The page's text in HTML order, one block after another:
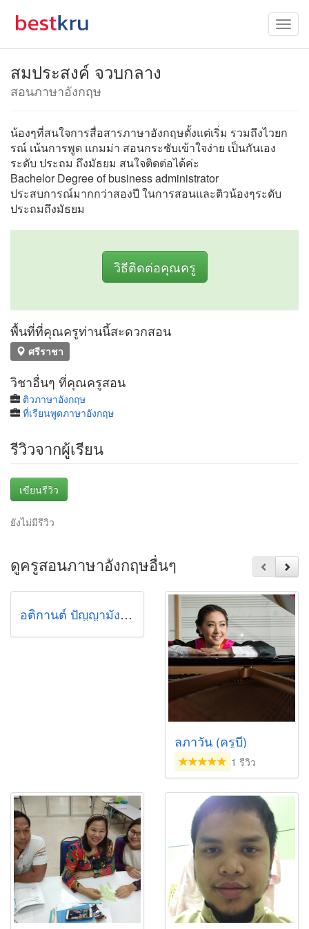
สมประสงค์ จวบกลาง
สอนภาษาอังกฤษ
น้องๆที่สนใจการสื่อสารภาษาอังกฤษตั้งแต่เริ่ม รวมถึงไวยก
รณ์ เน้นการพูด แกมม่า สอนกระชับเข้าใจง่าย เป็นกันเอง
ระดับ ประถม ถึงมัธยม สนใจติดต่อได้ค่ะ
Bachelor Degree of business administrator
ประสบการณ์มากกว่าสองปี ในการสอนและติวน้องๆระดับ
ประถมถึงมัธยม
วิธีติดต่อคุณครู
พื้นที่ที่คุณครูท่านนี้สะดวกสอน
ศรีราชา
วิชาอื่นๆ ที่คุณครูสอน
ติวภาษาอังกฤษ
ที่เรียนพูดภาษาอังกฤษ
รีวิวจากผู้เรียน
เขียนรีวิว
ยังไม่มีรีวิว
ดูครูสอนภาษาอังกฤษอื่นๆ
อติกานต์ ปัญญามัง (พี่มิ้น)
ลภาวัน (ครูบี)
1 รีวิว